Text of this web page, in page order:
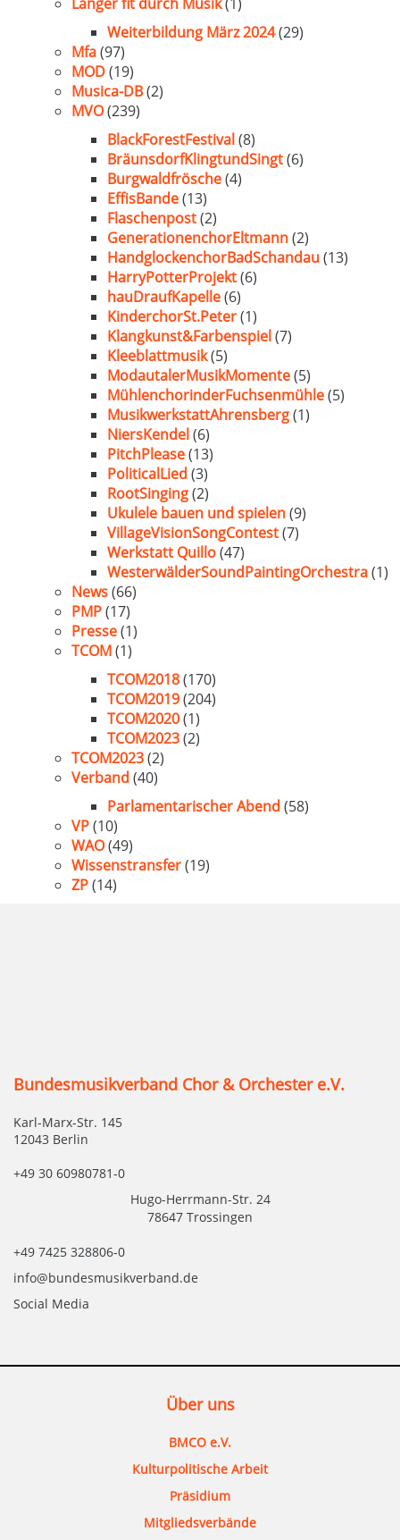
Weiterbildung März 2024(29)
Mfa(97)
MOD(19)
Musica-DB(2)
MVO(239)
BlackForestFestival(8)
BräunsdorfKlingtundSingt(6)
Burgwaldfrösche(4)
EffisBande(13)
Flaschenpost(2)
GenerationenchorEltmann(2)
HandglockenchorBadSchandau(13)
HarryPotterProjekt(6)
hauDraufKapelle(6)
KinderchorSt.Peter(1)
Klangkunst&Farbenspiel(7)
Kleeblattmusik(5)
ModautalerMusikMomente(5)
MühlenchorinderFuchsenmühle(5)
MusikwerkstattAhrensberg(1)
NiersKendel(6)
PitchPlease(13)
PoliticalLied (3)
RootSinging(2)
Ukulele bauen und spielen(9)
VillageVisionSongContest(7)
Werkstatt Quillo(47)
WesterwälderSoundPaintingOrchestra(1)
News(66)
PMP(17)
Presse(1)
TCOM(1)
TCOM2018(170)
TCOM2019(204)
TCOM2020(1)
TCOM2023(2)
TCOM2023(2)
Verband (40)
Parlamentarischer Abend (58)
VP(10)
WAO(49)
Wissenstransfer(19)
ZP(14)
Bundesmusikverband Chor & Orchester e.V.
Karl-Marx-Str. 145
12043 Berlin
+49 30 60980781-0
Hugo-Herrmann-Str. 24
78647 Trossingen
+49 7425 328806-0
info@bundesmusikverband.de
Social Media
Über uns
BMCO e.V.
Kulturpolitische Arbeit
Präsidium
Mitgliedsverbände